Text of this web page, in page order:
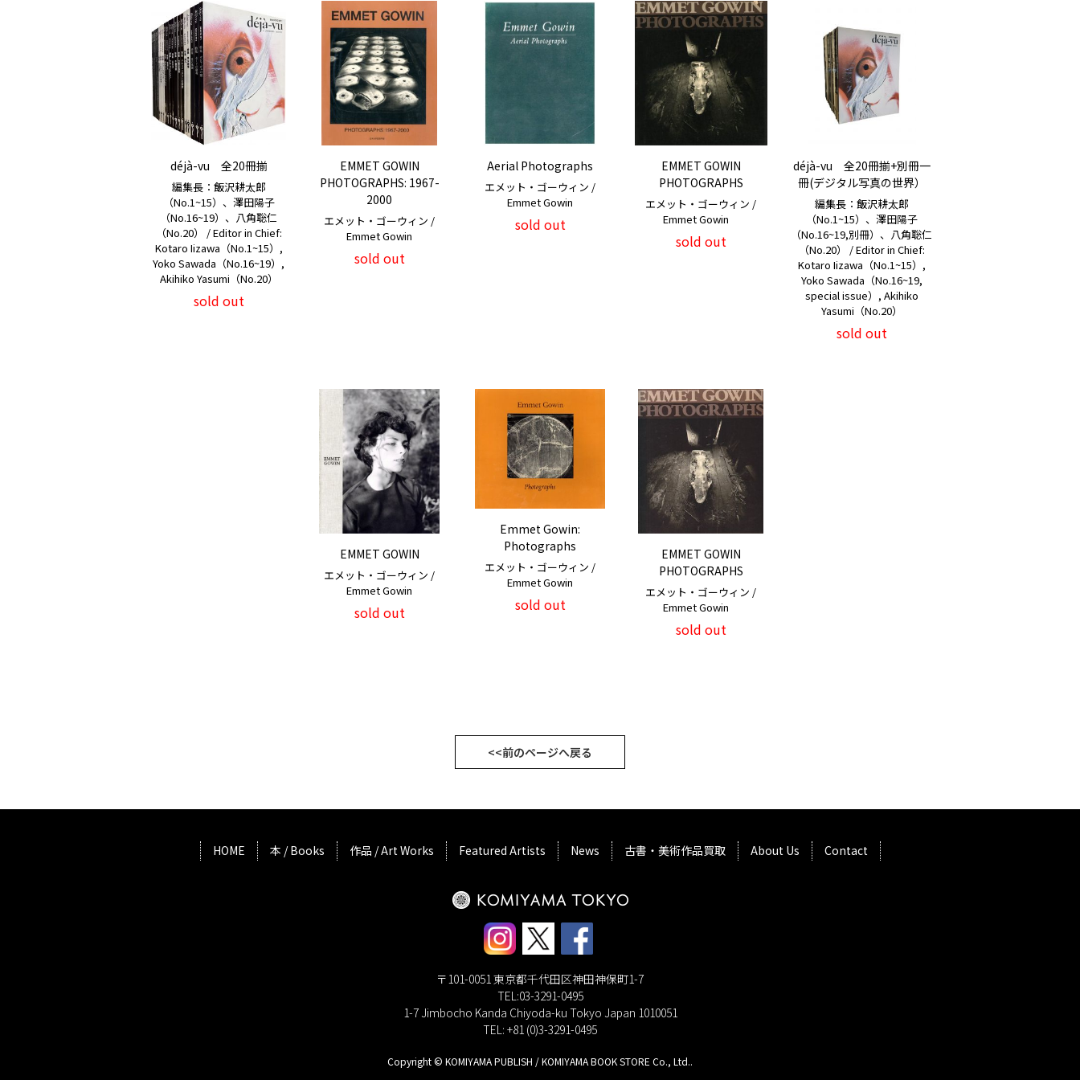
déjà-vu 全20冊揃
編集長：飯沢耕太郎
（No.1~15）、澤田陽子
（No.16~19）、八角聡仁
（No.20） / Editor in Chief:
Kotaro Iizawa（No.1~15）,
Yoko Sawada（No.16~19）,
Akihiko Yasumi（No.20）
sold out
EMMET GOWIN
PHOTOGRAPHS: 1967-
2000
エメット・ゴーウィン /
Emmet Gowin
sold out
Aerial Photographs
エメット・ゴーウィン /
Emmet Gowin
sold out
EMMET GOWIN
PHOTOGRAPHS
エメット・ゴーウィン /
Emmet Gowin
sold out
déjà-vu 全20冊揃+別冊一
冊(デジタル写真の世界）
編集長：飯沢耕太郎
（No.1~15）、澤田陽子
（No.16~19,別冊）、八角聡仁
（No.20） / Editor in Chief:
Kotaro Iizawa（No.1~15）,
Yoko Sawada（No.16~19,
special issue）, Akihiko
Yasumi（No.20）
sold out
EMMET GOWIN
エメット・ゴーウィン /
Emmet Gowin
sold out
Emmet Gowin:
Photographs
エメット・ゴーウィン /
Emmet Gowin
sold out
EMMET GOWIN
PHOTOGRAPHS
エメット・ゴーウィン /
Emmet Gowin
sold out
<<前のページへ戻る
HOME 本 / Books 作品 / Art Works Featured Artists News 古書・美術作品買取 About Us Contact
〒101-0051 東京都千代田区神田神保町1-7
TEL:03-3291-0495
1-7 Jimbocho Kanda Chiyoda-ku Tokyo Japan 1010051
TEL: +81 (0)3-3291-0495
Copyright © KOMIYAMA PUBLISH / KOMIYAMA BOOK STORE Co., Ltd..